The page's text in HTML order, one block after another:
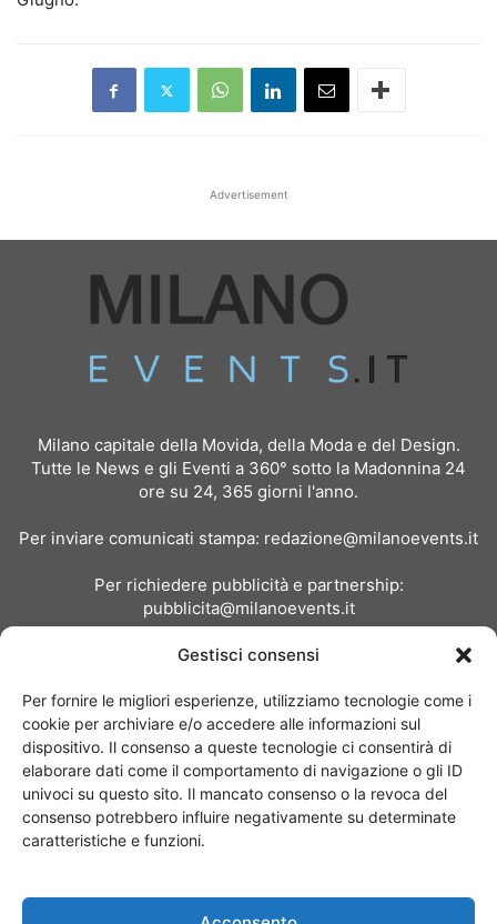
Gestisci consensi
Per fornire le migliori esperienze, utilizziamo tecnologie come i
cookie per archiviare e/o accedere alle informazioni sul
dispositivo. Il consenso a queste tecnologie ci consentirà di
elaborare dati come il comportamento di navigazione o gli ID
univoci su questo sito. Il mancato consenso o la revoca del
consenso potrebbero influire negativamente su determinate
caratteristiche e funzioni.
Advertisement
Milano capitale della Movida, della Moda e del Design.
Tutte le News e gli Eventi a 360° sotto la Madonnina 24
ore su 24, 365 giorni l'anno.
Per inviare comunicati stampa: redazione@milanoevents.it
Per richiedere pubblicità e partnership:
pubblicita@milanoevents.it
Chi siamo I Nostri Clienti